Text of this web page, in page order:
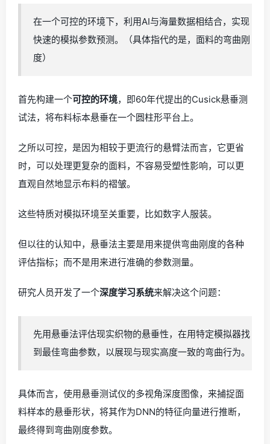
在一个可控的环境下，利用AI与海量数据相结合，实现
快速的模拟参数预测。（具体指代的是，面料的弯曲刚
度）
首先构建一个可控的环境，即60年代提出的Cusick悬垂测
试法，将布料标本悬垂在一个圆柱形平台上。
之所以可控，是因为相较于更流行的悬臂法而言，它更省
时，可以处理更复杂的面料，不容易受塑性影响，可以更
直观自然地显示布料的褶皱。
这些特质对模拟环境至关重要，比如数字人服装。
但以往的认知中，悬垂法主要是用来提供弯曲刚度的各种
评估指标；而不是用来进行准确的参数测量。
研究人员开发了一个深度学习系统来解决这个问题：
先用悬垂法评估现实织物的悬垂性，在用特定模拟器找
到最佳弯曲参数，以展现与现实高度一致的弯曲行为。
具体而言，使用悬垂测试仪的多视角深度图像，来捕捉面
料样本的悬垂形状，将其作为DNN的特征向量进行推断，
最终得到弯曲刚度参数。